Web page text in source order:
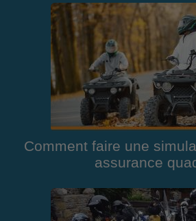
Comment faire une
assurance